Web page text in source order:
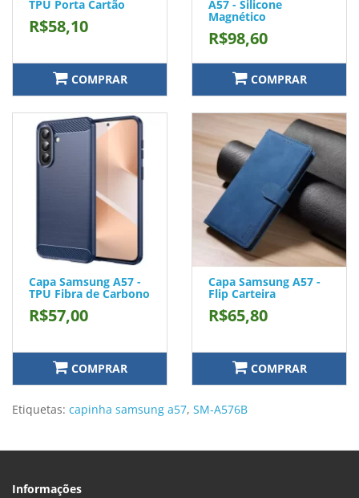
TPU Porta Cartão
R$58,10
COMPRAR
A57 - Silicone
Magnético
R$98,60
COMPRAR
Capa Samsung A57 -
TPU Fibra de Carbono
R$57,00
COMPRAR
Capa Samsung A57 -
Flip Carteira
R$65,80
COMPRAR
Etiquetas: capinha samsung a57, SM-A576B
Informações